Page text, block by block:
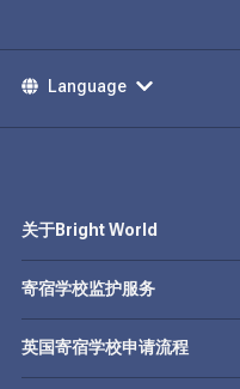
Language
关于Bright World
寄宿学校监护服务
英国寄宿学校申请流程